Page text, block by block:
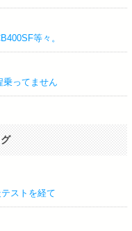
等々。
乗ってません
ストを経て